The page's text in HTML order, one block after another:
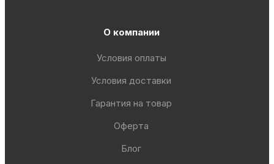
О компании
Условия оплаты
Условия доставки
Гарантия на товар
Оферта
Блог